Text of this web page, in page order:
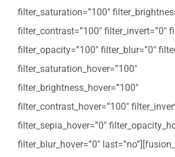
filter_saturation=”100″
filter_contrast=”100″ filter_invert=”0″
filter_opacity=”100″ filter_blur=”0″
filter_saturation_hover=”100″
filter_brightness_hover=”100″
filter_contrast_hover=”100″
filter_sepia_hover=”0″
filter_blur_hover=”0″